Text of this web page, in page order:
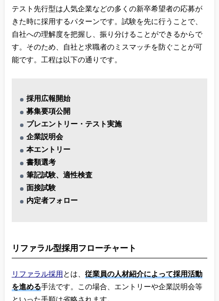
テスト先行型は人気企業などの多くの新卒希望者の応募が
きた時に採用するパターンです。試験を先に行うことで、
自社への理解度を把握し、振り分けることができるからで
す。そのため、自社と求職者のミスマッチを防ぐことが可
能です。工程は以下の通りです。
採用広報開始
募集要項公開
プレエントリー・テスト実施
企業説明会
本エントリー
書類選考
筆記試験、適性検査
面接試験
内定者フォロー
リファラル型採用フローチャート
リファラル採用 とは、 従業員の人材紹介によって採用活動
を進める手法です。この場合、エントリーや企業説明会等